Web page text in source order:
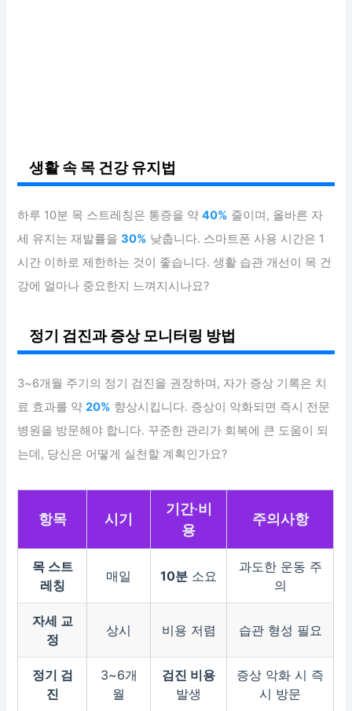
생활 속 목 건강 유지법
하루 10분 목 스트레칭은 통증을 약40% 줄이며, 올바른 자
세 유지는 재발률을30% 낮춥니다. 스마트폰 사용 시간은 1
시간 이하로 제한하는 것이 좋습니다. 생활 습관 개선이 목 건
강에 얼마나 중요한지 느껴지시나요?
정기 검진과 증상 모니터링 방법
3~6개월 주기의 정기 검진을 권장하며, 자가 증상 기록은 치
료 효과를 약20% 향상시킵니다. 증상이 악화되면 즉시 전문
병원을 방문해야 합니다. 꾸준한 관리가 회복에 큰 도움이 되
는데, 당신은 어떻게 실천할 계획인가요?
항목 시기
기간·비
용
주의사항
목 스트
레칭
매일 10분 소요
과도한 운동 주
의
자세 교
정
상시 비용 저렴 습관 형성 필요
정기 검
진
3~6개
월
검진 비용
발생
증상 악화 시 즉
시 방문